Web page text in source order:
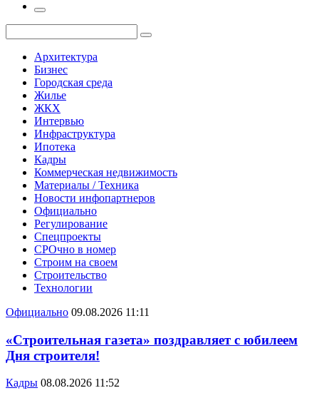
Архитектура
Бизнес
Городская среда
Жилье
ЖКХ
Интервью
Инфраструктура
Ипотека
Кадры
Коммерческая недвижимость
Материалы / Техника
Новости инфопартнеров
Официально
Регулирование
Спецпроекты
СРОчно в номер
Строим на своем
Строительство
Технологии
Официально 09.08.2026 11:11
«Строительная газета» поздравляет с юбилеем
Дня строителя!
Кадры 08.08.2026 11:52